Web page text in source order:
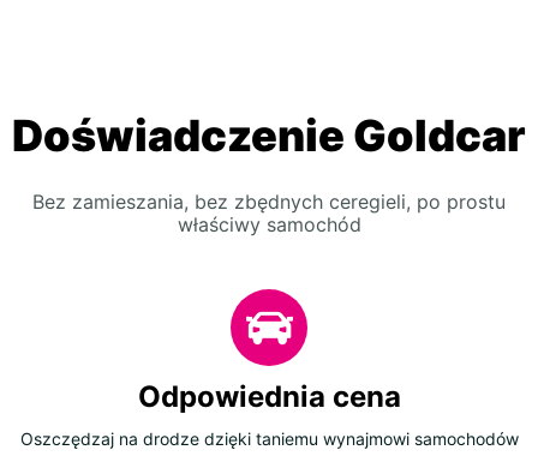
Doświadczenie Goldcar
Bez zamieszania, bez zbędnych ceregieli, po prostu
właściwy samochód
Odpowiednia cena
Oszczędzaj na drodze dzięki taniemu wynajmowi samochodów